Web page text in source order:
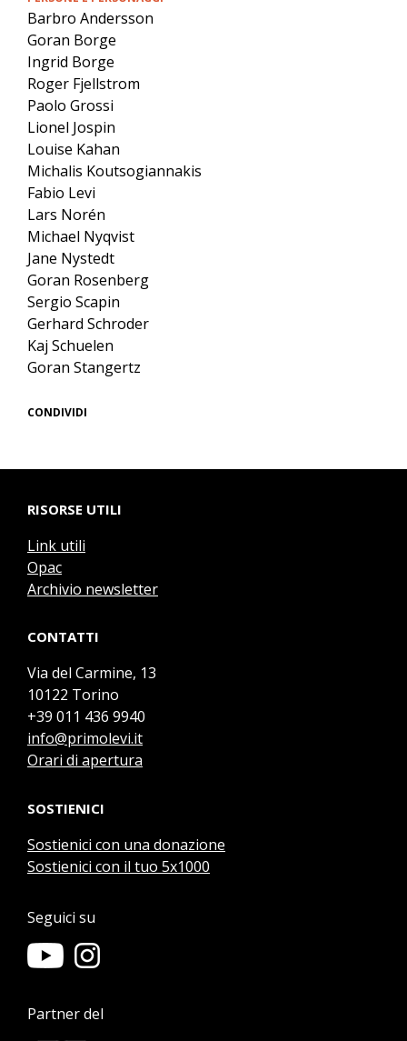
Barbro Andersson
Goran Borge
Ingrid Borge
Roger Fjellstrom
Paolo Grossi
Lionel Jospin
Louise Kahan
Michalis Koutsogiannakis
Fabio Levi
Lars Norén
Michael Nyqvist
Jane Nystedt
Goran Rosenberg
Sergio Scapin
Gerhard Schroder
Kaj Schuelen
Goran Stangertz
CONDIVIDI
RISORSE UTILI
Link utili
Opac
Archivio newsletter
CONTATTI
Via del Carmine, 13
10122 Torino
+39 011 436 9940
info@primolevi.it
Orari di apertura
SOSTIENICI
Sostienici con una donazione
Sostienici con il tuo 5x1000
Seguici su
Partner del